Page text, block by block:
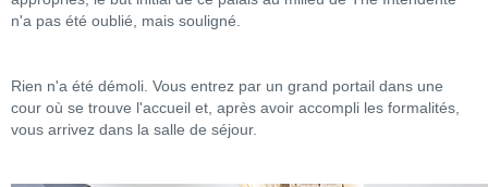
n'a pas été oublié, mais souligné.
Rien n'a été démoli. Vous entrez par un grand portail dans une
cour où se trouve l'accueil et, après avoir accompli les formalités,
vous arrivez dans la salle de séjour.